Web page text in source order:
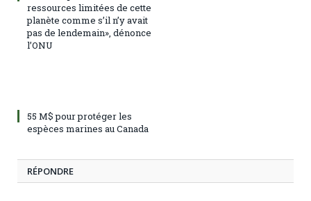
ressources limitées de cette
planète comme s’il n’y avait
pas de lendemain», dénonce
l’ONU
55 M$ pour protéger les
espèces marines au Canada
RÉPONDRE